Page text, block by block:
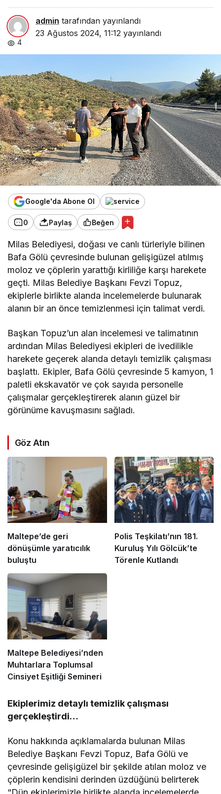
admin tarafından yayınlandı
23 Ağustos 2024, 11:12 yayınlandı
4
Google'da Abone Ol
0 Paylaş Beğen
Milas Belediyesi, doğası ve canlı türleriyle bilinen
Bafa Gölü çevresinde bulunan gelişigüzel atılmış
moloz ve çöplerin yarattığı kirliliğe karşı harekete
geçti. Milas Belediye Başkanı Fevzi Topuz,
ekiplerle birlikte alanda incelemelerde bulunarak
alanın bir an önce temizlenmesi için talimat verdi.
Başkan Topuz’un alan incelemesi ve talimatının
ardından Milas Belediyesi ekipleri de ivedilikle
harekete geçerek alanda detaylı temizlik çalışması
başlattı. Ekipler, Bafa Gölü çevresinde 5 kamyon, 1
paletli ekskavatör ve çok sayıda personelle
çalışmalar gerçekleştirerek alanın güzel bir
görünüme kavuşmasını sağladı.
Göz Atın
Maltepe’de geri
dönüşümle yaratıcılık
buluştu
Polis Teşkilatı’nın 181.
Kuruluş Yılı Gölcük’te
Törenle Kutlandı
Maltepe Belediyesi’nden
Muhtarlara Toplumsal
Cinsiyet Eşitliği Semineri
Ekiplerimiz detaylı temizlik çalışması
gerçekleştirdi…
Konu hakkında açıklamalarda bulunan Milas
Belediye Başkanı Fevzi Topuz, Bafa Gölü ve
çevresinde gelişigüzel bir şekilde atılan moloz ve
çöplerin kendisini derinden üzdüğünü belirterek